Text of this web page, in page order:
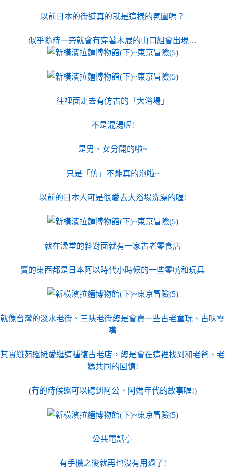
以前日本的街道真的就是這樣的氛圍嗎？
似乎隨時一旁就會有穿著木屐的山口組會出現…
往裡面走去有仿古的「大浴場」
不是混湯喔!
是男、女分開的啦~
只是「仿」不能真的泡啦~
以前的日本人可是很愛去大浴場洗澡的喔!
就在澡堂的斜對面就有一家古老零食店
賣的東西都是日本阿以時代小時候的一些零嘴和玩具
就像台灣的淡水老街、三陝老街總是會賣一些古老童玩、古味零
嘴
其實纖茹還挺愛逛這種復古老店，總是會在這裡找到和老爸、老
媽共同的回憶!
(有的時候還可以聽到阿公、阿媽年代的故事喔!)
公共電話亭
有手機之後就再也沒有用過了!